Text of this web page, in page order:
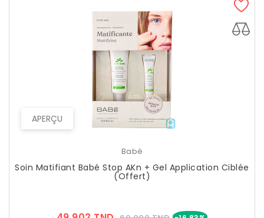
APERÇU
EXCLUSIVITÉ WEB !
Babé
Soin Matifiant Babé Stop AKn + Gel Application Ciblée
(Offert)